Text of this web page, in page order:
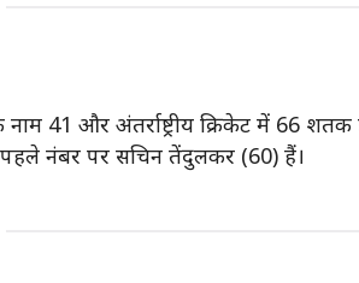
41 और अंतर्राष्ट्रीय क्रिकेट में 66 शतक
नंबर पर सचिन तेंदुलकर (60) हैं।